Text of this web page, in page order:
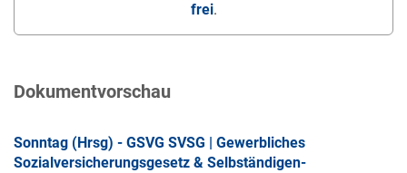
frei.
Dokumentvorschau
Sonntag (Hrsg) - GSVG SVSG | Gewerbliches
Sozialversicherungsgesetz & Selbständigen-